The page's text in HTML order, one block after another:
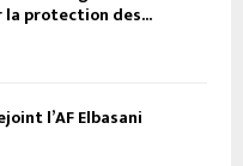
protection des...
l’AF Elbasani